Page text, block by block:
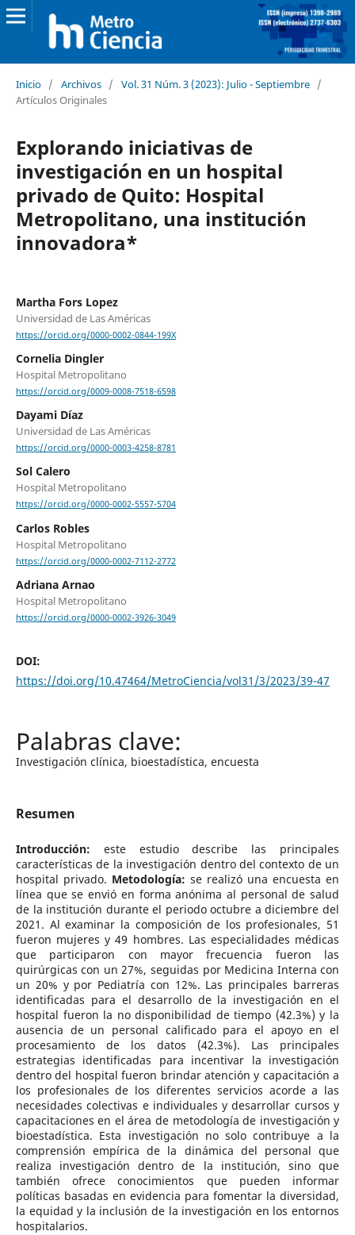
Inicio / Archivos / Vol. 31 Núm. 3 (2023): Julio - Septiembre /
Artículos Originales
Explorando iniciativas de
investigación en un hospital
privado de Quito: Hospital
Metropolitano, una institución
innovadora*
Martha Fors Lopez
Universidad de Las Américas
https://orcid.org/0000-0002-0844-199X
Cornelia Dingler
Hospital Metropolitano
https://orcid.org/0009-0008-7518-6598
Dayami Díaz
Universidad de Las Américas
https://orcid.org/0000-0003-4258-8781
Sol Calero
Hospital Metropolitano
https://orcid.org/0000-0002-5557-5704
Carlos Robles
Hospital Metropolitano
https://orcid.org/0000-0002-7112-2772
Adriana Arnao
Hospital Metropolitano
https://orcid.org/0000-0002-3926-3049
DOI:
https://doi.org/10.47464/MetroCiencia/vol31/3/2023/39-47
Investigación clínica, bioestadística, encuesta
Resumen
Introducción: este estudio describe las principales
características de la investigación dentro del contexto de un
hospital privado. Metodología: se realizó una encuesta en
línea que se envió en forma anónima al personal de salud
de la institución durante el periodo octubre a diciembre del
2021. Al examinar la composición de los profesionales, 51
fueron mujeres y 49 hombres. Las especialidades médicas
que participaron con mayor frecuencia fueron las
quirúrgicas con un 27%, seguidas por Medicina Interna con
un 20% y por Pediatría con 12%. Las principales barreras
identificadas para el desarrollo de la investigación en el
hospital fueron la no disponibilidad de tiempo (42.3%) y la
ausencia de un personal calificado para el apoyo en el
procesamiento de los datos (42.3%). Las principales
estrategias identificadas para incentivar la investigación
dentro del hospital fueron brindar atención y capacitación a
los profesionales de los diferentes servicios acorde a las
necesidades colectivas e individuales y desarrollar cursos y
capacitaciones en el área de metodología de investigación y
bioestadística. Esta investigación no solo contribuye a la
comprensión empírica de la dinámica del personal que
realiza investigación dentro de la institución, sino que
también ofrece conocimientos que pueden informar
políticas basadas en evidencia para fomentar la diversidad,
la equidad y la inclusión de la investigación en los entornos
hospitalarios.